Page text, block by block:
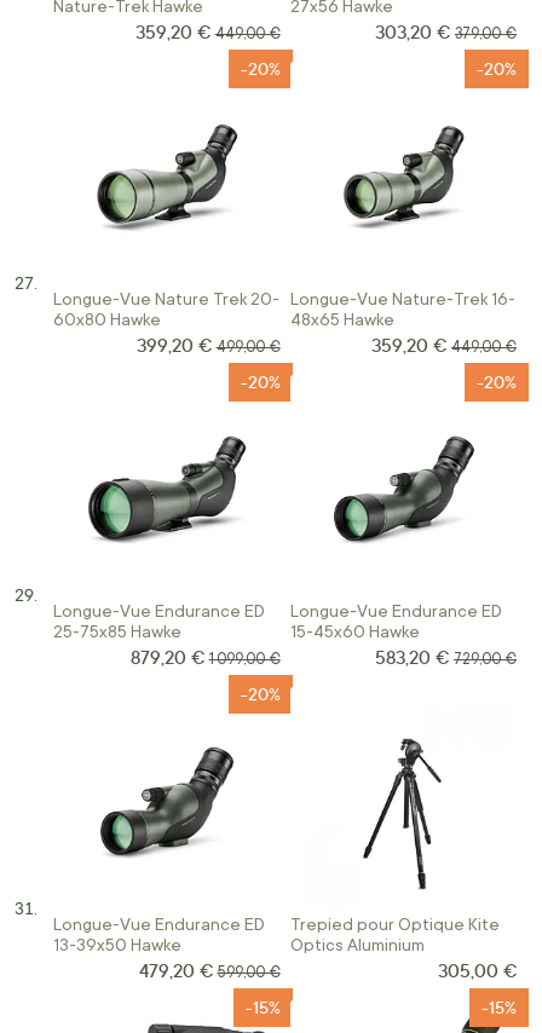
Nature-Trek Hawke
Prix Spécial
359,20 € Prix normal
449,00 €
27x56 Hawke
Prix Spécial
303,20 € Prix normal
379,00 €
Longue-Vue Nature Trek 20-
60x80 Hawke
-20%
Prix Spécial
399,20 € Prix normal
499,00 €
Longue-Vue Nature-Trek 16-
48x65 Hawke
-20%
Prix Spécial
359,20 € Prix normal
449,00 €
Longue-Vue Endurance ED
25-75x85 Hawke
-20%
Prix Spécial
879,20 € Prix normal
1 099,00 €
Longue-Vue Endurance ED
15-45x60 Hawke
-20%
Prix Spécial
583,20 € Prix normal
729,00 €
Longue-Vue Endurance ED
13-39x50 Hawke
-20%
Prix Spécial
479,20 € Prix normal
599,00 €
Trepied pour Optique Kite
Optics Aluminium
305,00 €
-15% -15%